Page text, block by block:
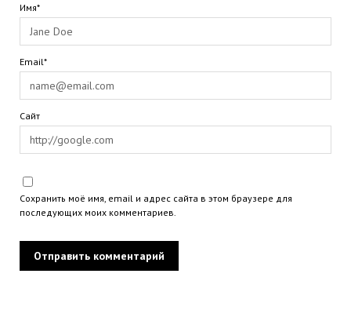
Имя*
Email*
Сайт
Сохранить моё имя, email и адрес сайта в этом браузере для
последующих моих комментариев.